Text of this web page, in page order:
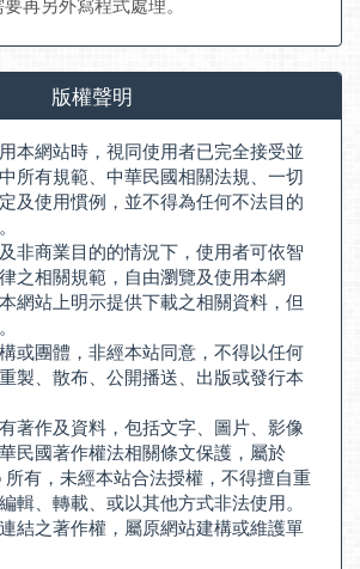
版權聲明
本網站時，視同使用者已完全接受並
所有規範、中華民國相關法規、一切
及使用慣例，並不得為任何不法目的
非商業目的的情況下，使用者可依智
之相關規範，自由瀏覽及使用本網
網站上明示提供下載之相關資料，但
或團體，非經本站同意，不得以任何
製、散布、公開播送、出版或發行本
著作及資料，包括文字、圖片、影像
民國著作權法相關條文保護，屬於
所有，未經本站合法授權，不得擅自重
輯、轉載、或以其他方式非法使用。
結之著作權，屬原網站建構或維護單